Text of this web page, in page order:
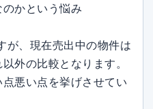
かという悩み
、現在売出中の物件は
外の比較となります。
悪い点を挙げさせてい